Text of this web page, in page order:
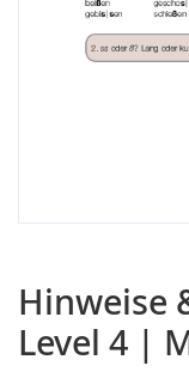
Hinweise
Level 4 |